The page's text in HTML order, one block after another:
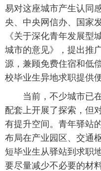
易对这座城市产生认同
央、中央网信办、国家
《关于深化青年发展型
城市的意见》，提出推
源，兼顾免费住宿和低
校毕业生异地求职提供便
当前，不少城市已在
配套上开展了探索，但
有提升空间。青年驿站
布局在产业园区、交通
短毕业生从驿站到求职
要尽量减少不必要的材